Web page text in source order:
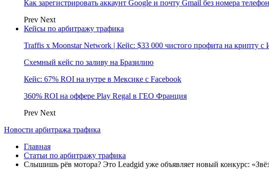
Как зарегистрировать аккаунт Google и почту Gmail без номера
Prev Next
Кейсы по арбитражу трафика
Traffis x Moonstar Network | Кейс: $33 000 чистого профита на крипту с
Схемный кейс по заливу на Бразилию
Кейс: 67% ROI на нутре в Мексике с Facebook
360% ROI на оффере Play Regal в ГЕО Франция
Prev Next
Новости арбитража трафика
Главная
Статьи по арбитражу трафика
Слышишь рёв мотора? Это Leadgid уже объявляет новый конкурс: